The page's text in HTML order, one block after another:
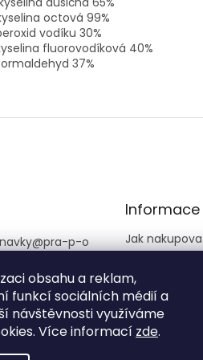
obsahu a reklam,
funkcí sociálních médií a
návštěvnosti využíváme
Více informací zde.
octová 99%
vodíku 30%
fluorovodíková 40%
37%
@pra-p-o
890 513
+420 777
Jak
Podmínky
osobních údajů
Reklamační řád